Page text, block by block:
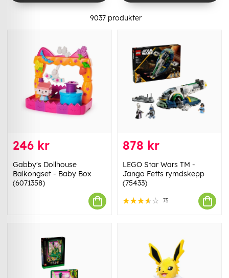
9037produkter
246 kr
Gabby's Dollhouse
Balkongset - Baby Box
(6071358)
878 kr
LEGO Star Wars TM -
Jango Fetts rymdskepp
(75433)
75